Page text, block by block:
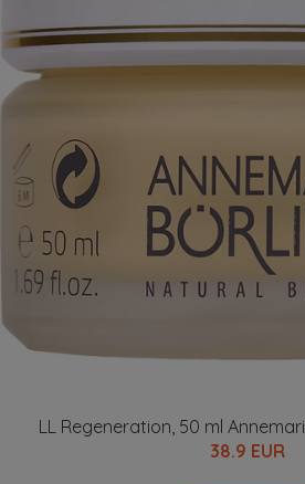
LL Regeneration, 50 ml
38.9 EUR